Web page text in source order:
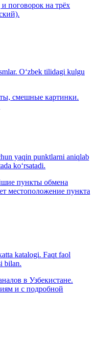
поговорок на трёх
O‘zbek tilidagi kulgu
смешные картинки.
yaqin punktlarni aniqlab
ko‘rsatadi.
пункты обмена
местоположение пункта
katalogi. Faqt faol
bilan.
в Узбекистане.
и с подробной